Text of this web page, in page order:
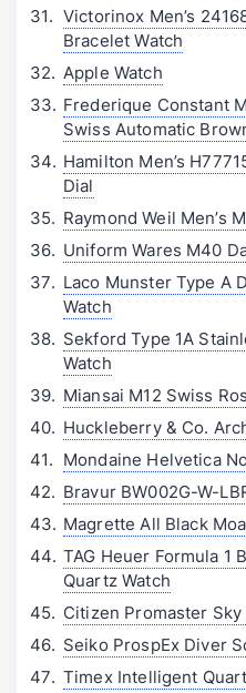
Victorinox Men’s
Bracelet Watch
Apple Watch
Frederique Constant
Swiss Automatic
Hamilton Men’s
Dial
Raymond Weil Men’s
Uniform Wares M40
Laco Munster Type A
Watch
Sekford Type 1A
Watch
Miansai M12 Swiss
Huckleberry & Co.
Mondaine Helvetica
Bravur BW002G-W-
Magrette All Black
TAG Heuer Formula 1
Quartz Watch
Citizen Promaster
Seiko ProspEx Diver
Timex Intelligent